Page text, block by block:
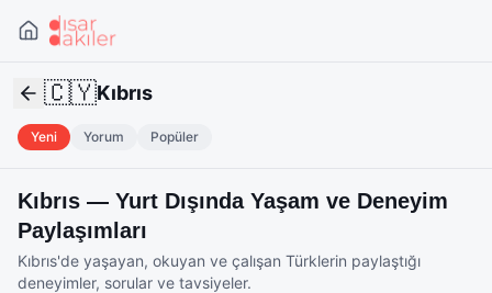
🇨🇾Kıbrıs
Yeni Yorum Popüler
Kıbrıs — Yurt Dışında Yaşam ve Deneyim
Paylaşımları
Kıbrıs'de yaşayan, okuyan ve çalışan Türklerin paylaştığı
deneyimler, sorular ve tavsiyeler.